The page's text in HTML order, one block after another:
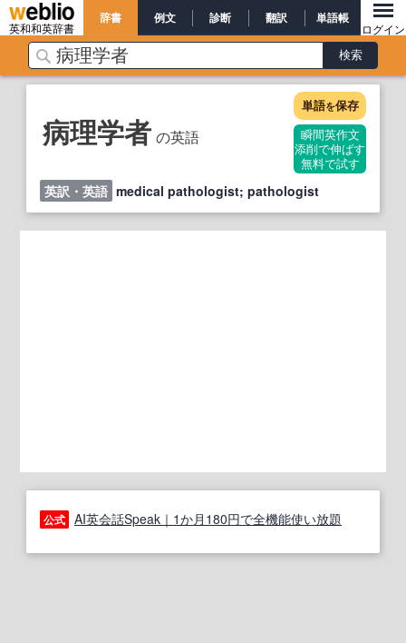
英和和英辞書
辞書 例文 診断 翻訳 単語帳
ログイン
病理学者 の英語
単語を保存
瞬間英作文
添削で伸ばす
無料で試す
英訳・英語 medical pathologist; pathologist
公式 AI英会話Speak｜1か月180円で全機能使い放題